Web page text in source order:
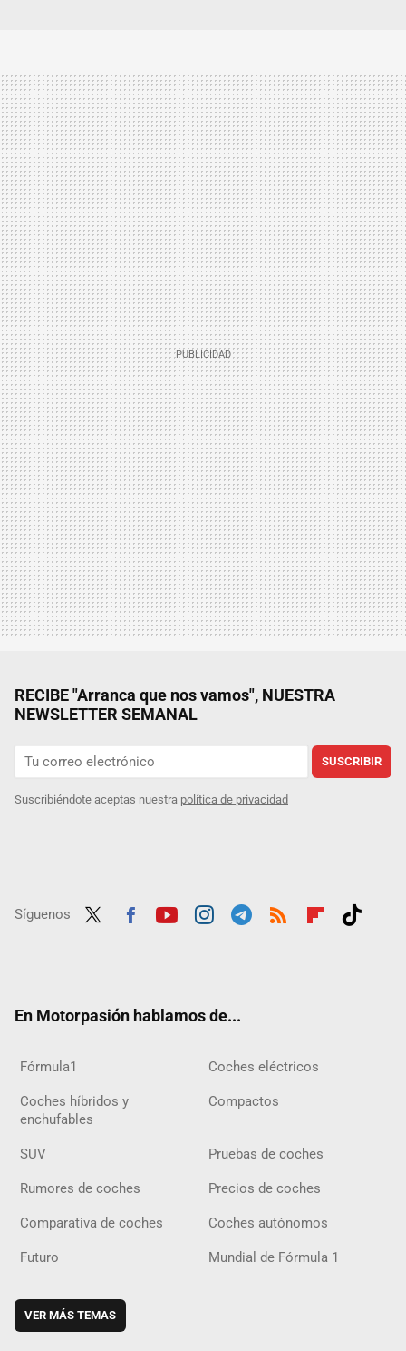
RECIBE "Arranca que nos vamos", NUESTRA
NEWSLETTER SEMANAL
SUSCRIBIR
Suscribiéndote aceptas nuestra política de privacidad
Síguenos
En Motorpasión hablamos de...
Fórmula1 Coches eléctricos
Coches híbridos y
enchufables
Compactos
SUV Pruebas de coches
Rumores de coches Precios de coches
Comparativa de coches Coches autónomos
Futuro Mundial de Fórmula 1
VER MÁS TEMAS